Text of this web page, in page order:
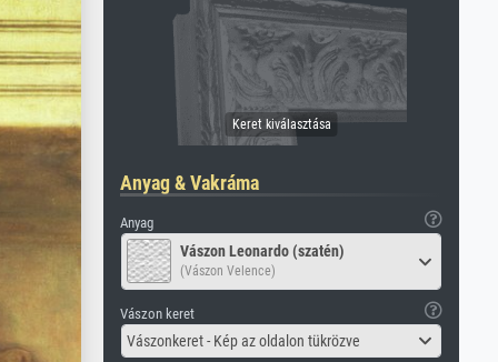
Anyag & Vakráma
Anyag
Vászon Leonardo (szatén)
(Vászon Velence)
Vászon keret
Vászonkeret - Kép az oldalon tükrözve